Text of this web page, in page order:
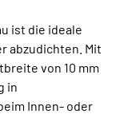
ist die ideale
abzudichten. Mit
von 10 mm
in
Innen- oder